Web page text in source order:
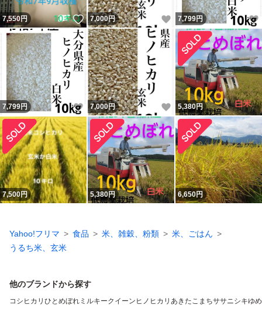
7,550円 いいね！
7,000円 いいね！
7,799円
7,799円 いいね！
7,000円 いいね！
5,380円
7,500円 5,380円 6,650円
Yahoo!フリマ 食品 米、雑穀、粉類
米、ごはん
うるち米、玄米
他のブランドから探す
コシヒカリ ひとめぼれ ミルキークイーン ヒノヒカリ あきたこまちササニシキゆ